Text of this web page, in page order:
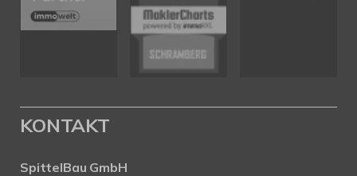
KONTAKT
SpittelBau GmbH